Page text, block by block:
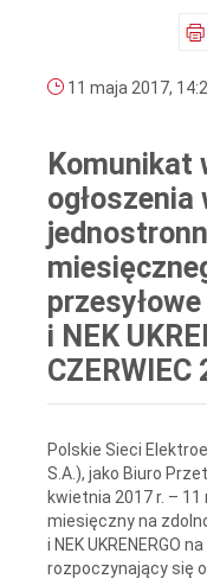
11 maja 2017,
Komunikat
ogłoszenia
i NEK
CZERWIEC
Polskie Sieci
S.A.), jako Biuro
kwietnia 2017 r. –
miesięczny na
i NEK UKRENERGO
rozpoczynający się